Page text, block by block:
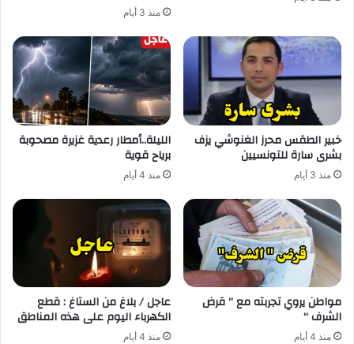
منذ 3 أيام
خبير الطقس محرز الغنوشي يزف
بشرى سارة للتونسيين
منذ 3 أيام
الليلة..أمطار رعدية غزيرة مصحوبة
برياح قوية
منذ 4 أيام
مواطن يروي تجربته مع ” قرض
الشرف “
منذ 4 أيام
عاجل / بلاغ من الستاغ : قطع
الكهرباء اليوم على هذه المناطق
منذ 4 أيام